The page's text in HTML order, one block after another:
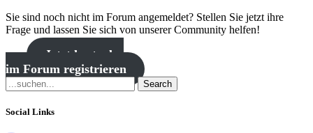
Sie sind noch nicht im Forum angemeldet? Stellen Sie jetzt ihre
Frage und lassen Sie sich von unserer Community helfen!
Jetzt kostenlos
im Forum registrieren
Search
Social Links